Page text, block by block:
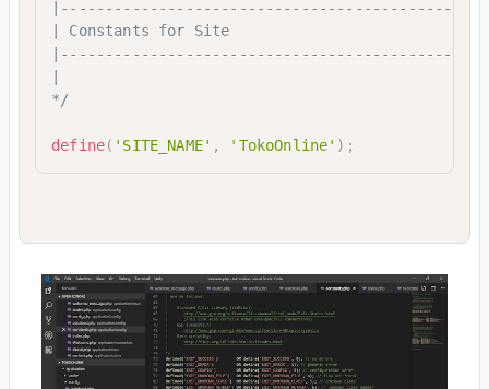
| Constants for Site
*/
define( 'SITE_NAME' , 'TokoOnline' ) ;